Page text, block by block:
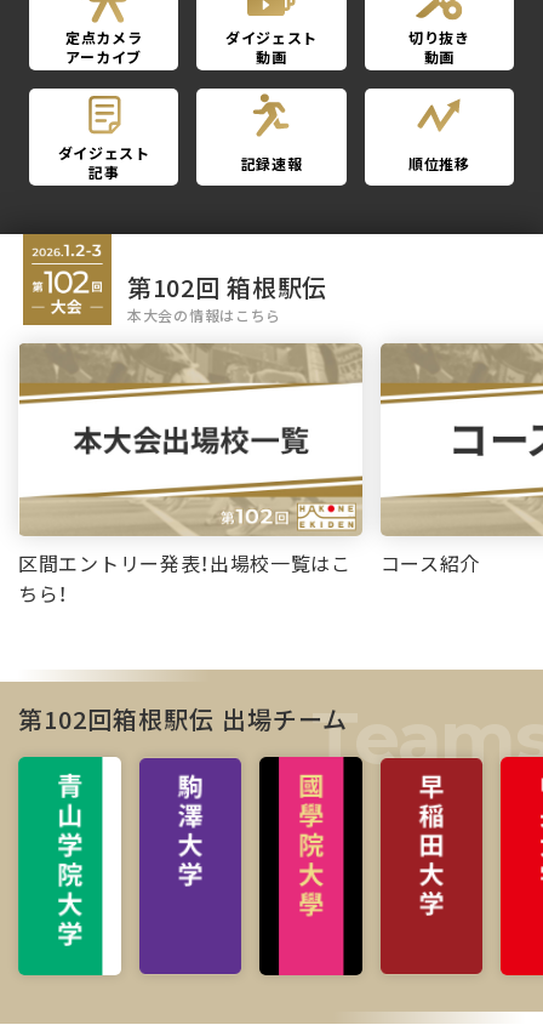
定点カメラ
アーカイブ
ダイジェスト
動画
切り抜き
動画
ダイジェスト
記事
記録速報 順位推移
第102回 箱根駅伝
本大会の情報はこちら
区間エントリー発表！出場校一覧はこ
ちら！
コース紹介
第102回箱根駅伝 出場チーム